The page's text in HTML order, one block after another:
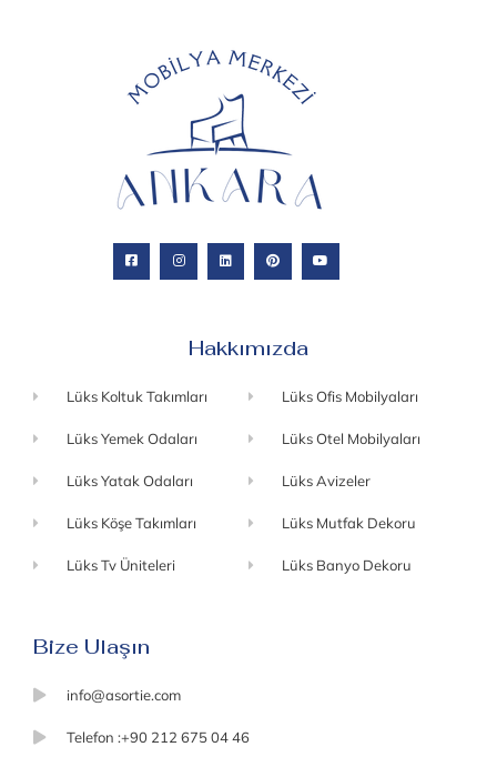
Hakkımızda
Lüks Koltuk Takımları
Lüks Yemek Odaları
Lüks Yatak Odaları
Lüks Köşe Takımları
Lüks Tv Üniteleri
Lüks Ofis Mobilyaları
Lüks Otel Mobilyaları
Lüks Avizeler
Lüks Mutfak Dekoru
Lüks Banyo Dekoru
Bize Ulaşın
info@asortie.com
Telefon :+90 212 675 04 46